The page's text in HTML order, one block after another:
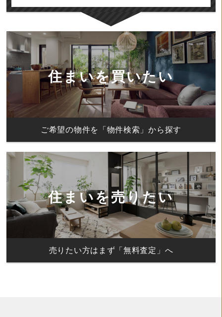
住まいを買いたい
ご希望の物件を「物件検索」から探す
住まいを売りたい
売りたい方はまず「無料査定」へ